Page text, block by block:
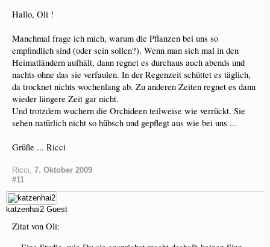
Hallo, Oli !
Manchmal frage ich mich, warum die Pflanzen bei uns so
empfindlich sind (oder sein sollen?). Wenn man sich mal in den
Heimatländern aufhält, dann regnet es durchaus auch abends und
nachts ohne das sie verfaulen. In der Regenzeit schüttet es täglich,
da trocknet nichts wochenlang ab. Zu anderen Zeiten regnet es dann
wieder längere Zeit gar nicht.
Und trotzdem wuchern die Orchideen teilweise wie verrückt. Sie
sehen natürlich nicht so hübsch und gepflegt aus wie bei uns ...
Grüße ... Ricci
Ricci, 7. Oktober 2009
#11
katzenhai2 Guest
Zitat von Oli: